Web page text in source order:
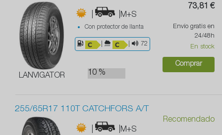
LANVIGATOR
| |M+S
Con protector de llanta
72
10 %
73,81 €
Envío gratis en
24/48h
En stock
Comprar
255/65R17 110T CATCHFORS A/T
| |M+S
Recomendado